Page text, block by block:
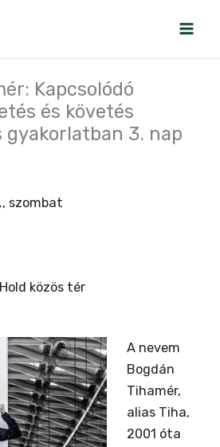
Kapcsolódó
és követés
gyakorlatban 3. nap
szombat
közös tér
A nevem
Bogdán
Tihamér,
alias Tiha,
2001 óta